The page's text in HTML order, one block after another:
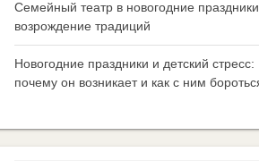
Семейный театр в новогодние
возрождение традиций
Новогодние праздники и детский стресс:
почему он возникает и как с ним